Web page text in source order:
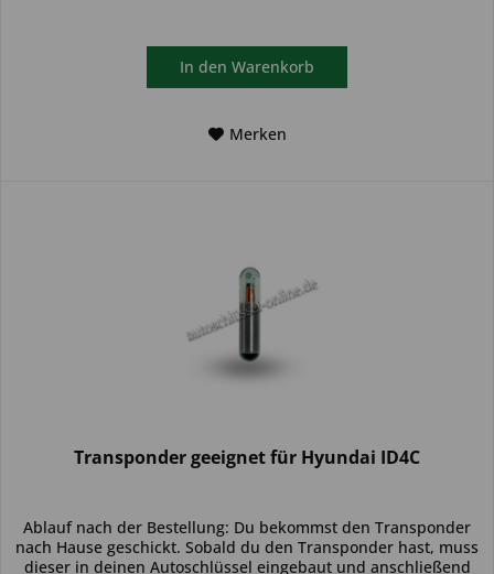
In den Warenkorb
Merken
Transponder geeignet für Hyundai ID4C
Ablauf nach der Bestellung: Du bekommst den Transponder
nach Hause geschickt. Sobald du den Transponder hast, muss
dieser in deinen Autoschlüssel eingebaut und anschließend